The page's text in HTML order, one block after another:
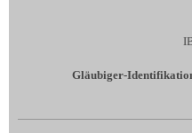
Gläubiger-